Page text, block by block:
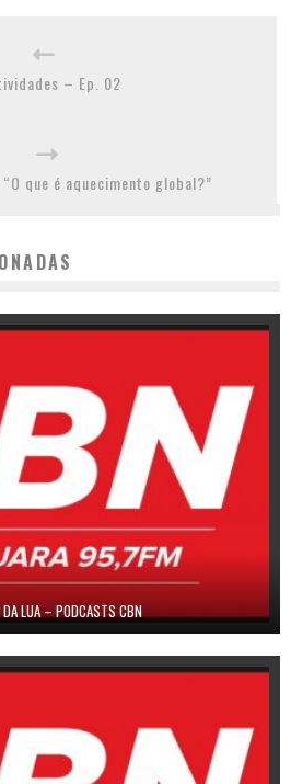
– Ep. 02
que é aquecimento global?”
DA LUA – PODCASTS CBN